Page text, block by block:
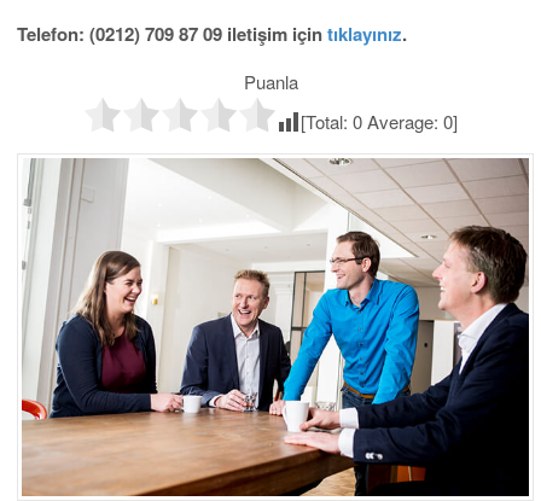
Telefon: (0212) 709 87 09 iletişim içintıklayınız.
Puanla
[Total: 0Average: 0]